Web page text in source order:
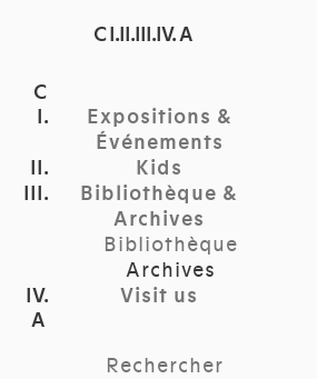
C I.II.III.IV. A
Expositions &
Événements
Kids
Bibliothèque &
Archives
Bibliothèque
Archives
Visit us
Rechercher